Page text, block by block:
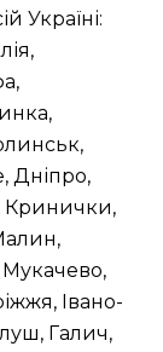
Україні:
Дніпро,
Кринички,
Івано-
Галич,